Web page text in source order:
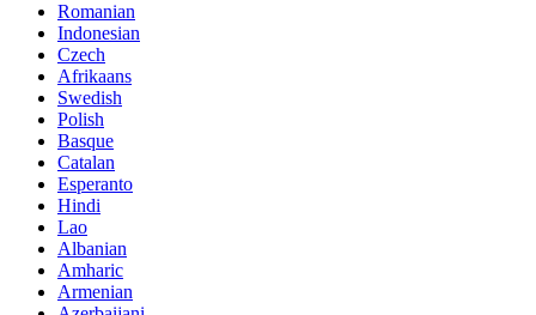
Romanian
Indonesian
Czech
Afrikaans
Swedish
Polish
Basque
Catalan
Esperanto
Hindi
Lao
Albanian
Amharic
Armenian